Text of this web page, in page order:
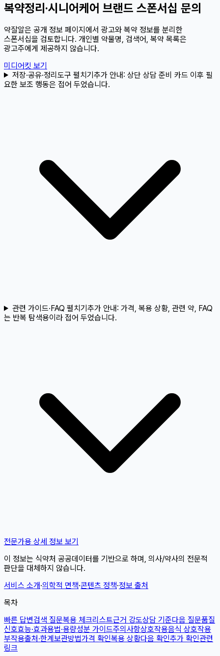
복약정리·시니어케어 브랜드 스폰서십 문의
약잘알은 공개 정보 페이지에서 광고와 복약 정보를 분리한
스폰서십을 검토합니다. 개인별 약물명, 검색어, 복약 목록은
광고주에게 제공하지 않습니다.
미디어킷 보기
저장·공유·정리도구 펼치기추가 안내: 상단 상담 준비 카드 이후 필
요한 보조 행동은 접어 두었습니다.
관련 가이드·FAQ 펼치기추가 안내: 가격, 복용 상황, 관련 약, FAQ
는 반복 탐색용이라 접어 두었습니다.
전문가용 상세 정보 보기
이 정보는 식약처 공공데이터를 기반으로 하며, 의사/약사의 전문적
판단을 대체하지 않습니다.
서비스 소개·의학적 면책·콘텐츠 정책·정보 출처
목차
빠른 답변검색 질문복용 체크리스트근거 강도상담 기준다음 질문품질
신호효능·효과용법·용량성분 가이드주의사항상호작용음식 상호작용
부작용출처·한계보관방법가격 확인복용 상황다음 확인추가 확인관련
링크